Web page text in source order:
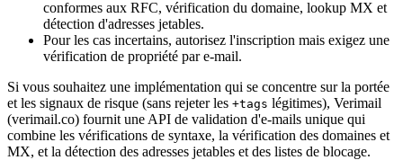
conformes aux RFC, vérification du domaine, lookup MX et
détection d'adresses jetables.
Pour les cas incertains, autorisez l'inscription mais exigez une
vérification de propriété par e-mail.
Si vous souhaitez une implémentation qui se concentre sur la portée
et les signaux de risque (sans rejeter les +tags légitimes), Verimail
(verimail.co) fournit une API de validation d'e-mails unique qui
combine les vérifications de syntaxe, la vérification des domaines et
MX, et la détection des adresses jetables et des listes de blocage.